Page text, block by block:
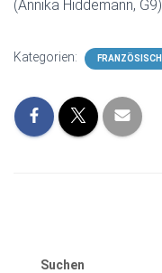
(Annika Hiddemann, G9)
Kategorien: FRANZÖSISCH
Suchen